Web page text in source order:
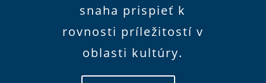
snaha prispieť k
rovnosti príležitostí v
oblasti kultúry.